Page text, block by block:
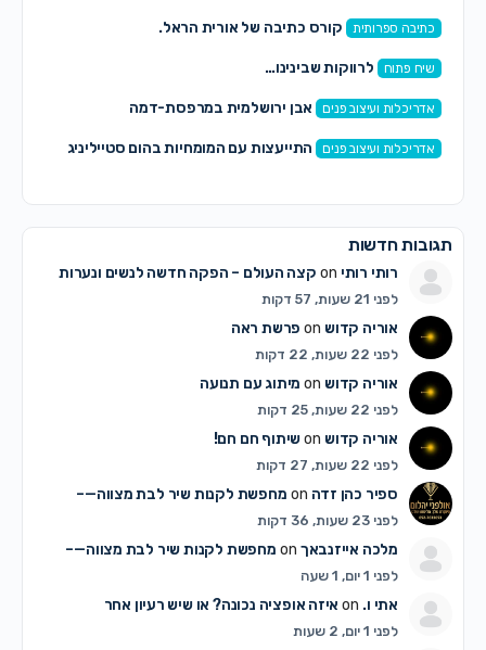
כתיבה ספרותית קורס כתיבה של אורית הראל.
שיח פתוח לרווקות שבינינו…
אדריכלות ועיצוב פנים אבן ירושלמית במרפסת-דמה
אדריכלות ועיצוב פנים התייעצות עם המומחיות בהום סטייליניג
תגובות חדשות
רותי רותיon קצה העולם – הפקה חדשה לנשים ונערות
לפני 21 שעות, 57 דקות
אוריה קדושon פרשת ראה
לפני 22 שעות, 22 דקות
אוריה קדושon מיתוג עם תנועה
לפני 22 שעות, 25 דקות
אוריה קדושon שיתוף חם חם!
לפני 22 שעות, 27 דקות
ספיר כהן זדהon מחפשת לקנות שיר לבת מצווה—–
לפני 23 שעות, 36 דקות
מלכה אייזנבאךon מחפשת לקנות שיר לבת מצווה—–
לפני 1 יום, 1 שעה
אתי ו.on איזה אופציה נכונה? או שיש רעיון אחר
לפני 1 יום, 2 שעות